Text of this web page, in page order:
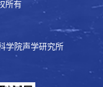
所有
学院声学研究所